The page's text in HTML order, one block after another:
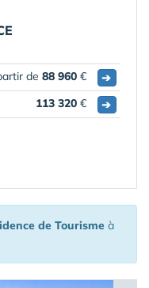
de 88 960 €
➔
113 320 € ➔
de Tourisme à